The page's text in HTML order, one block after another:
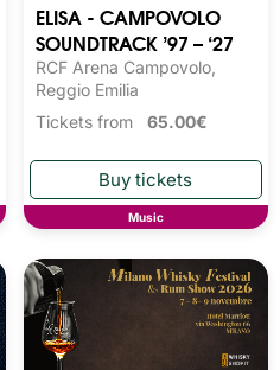
ELISA - CAMPOVOLO
SOUNDTRACK ’97 – ‘27
RCF Arena Campovolo,
Reggio Emilia
Tickets from 65.00€
Music